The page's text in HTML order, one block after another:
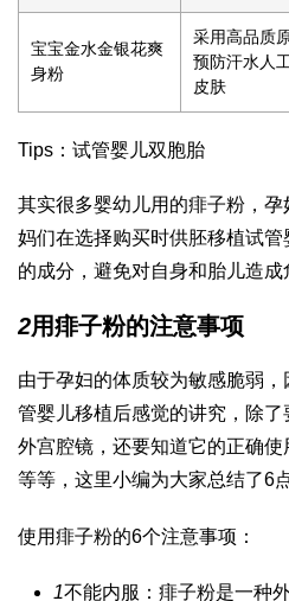
宝宝金水金银花爽
身粉
采用高品质
预防汗水人
皮肤
Tips： 试管婴儿双胞胎
其实很多婴幼儿用的痱子粉，
妈们在选择购买时供胚移植试管
的成分，避免对自身和胎儿造成
2用痱子粉的注意事项
由于孕妇的体质较为敏感脆弱
管婴儿移植后感觉的讲究，除
外宫腔镜 ，还要知道它的正确
等等，这里小编为大家总结了6
使用痱子粉的6个注意事项：
1不能内服：痱子粉是一种